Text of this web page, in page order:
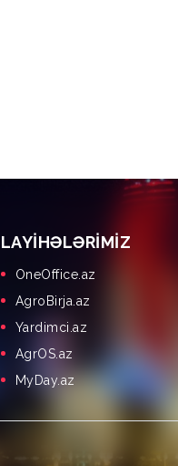
LAYIHƏLƏRIMIZ
OneOffice.az
AgroBirja.az
Yardimci.az
AgrOS.az
MyDay.az